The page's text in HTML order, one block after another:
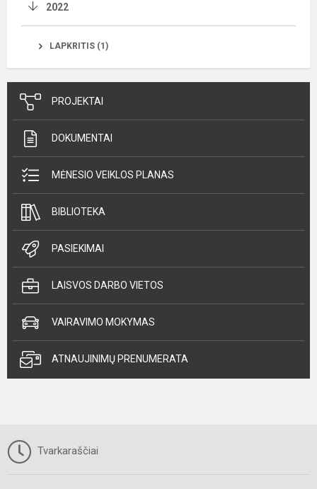
2022
LAPKRITIS (1)
PROJEKTAI
DOKUMENTAI
MĖNESIO VEIKLOS PLANAS
BIBLIOTEKA
PASIEKIMAI
LAISVOS DARBO VIETOS
VAIRAVIMO MOKYMAS
ATNAUJINIMŲ PRENUMERATA
Tvarkaraščiai